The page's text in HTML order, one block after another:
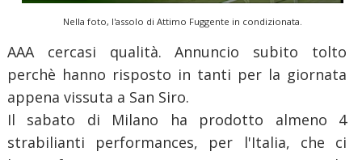
Nella foto, l'assolo di Attimo Fuggente in condizionata.
AAA cercasi qualità. Annuncio subito tolto
perchè hanno risposto in tanti per la giornata
appena vissuta a San Siro.
Il sabato di Milano ha prodotto almeno 4
strabilianti performances, per l'Italia, che ci